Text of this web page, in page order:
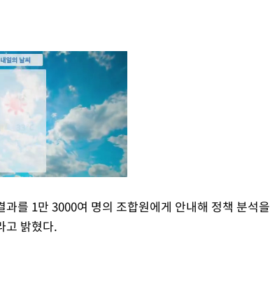
를 1만 3000여 명의 조합원에게 안내해 정책 분석을
고 밝혔다.